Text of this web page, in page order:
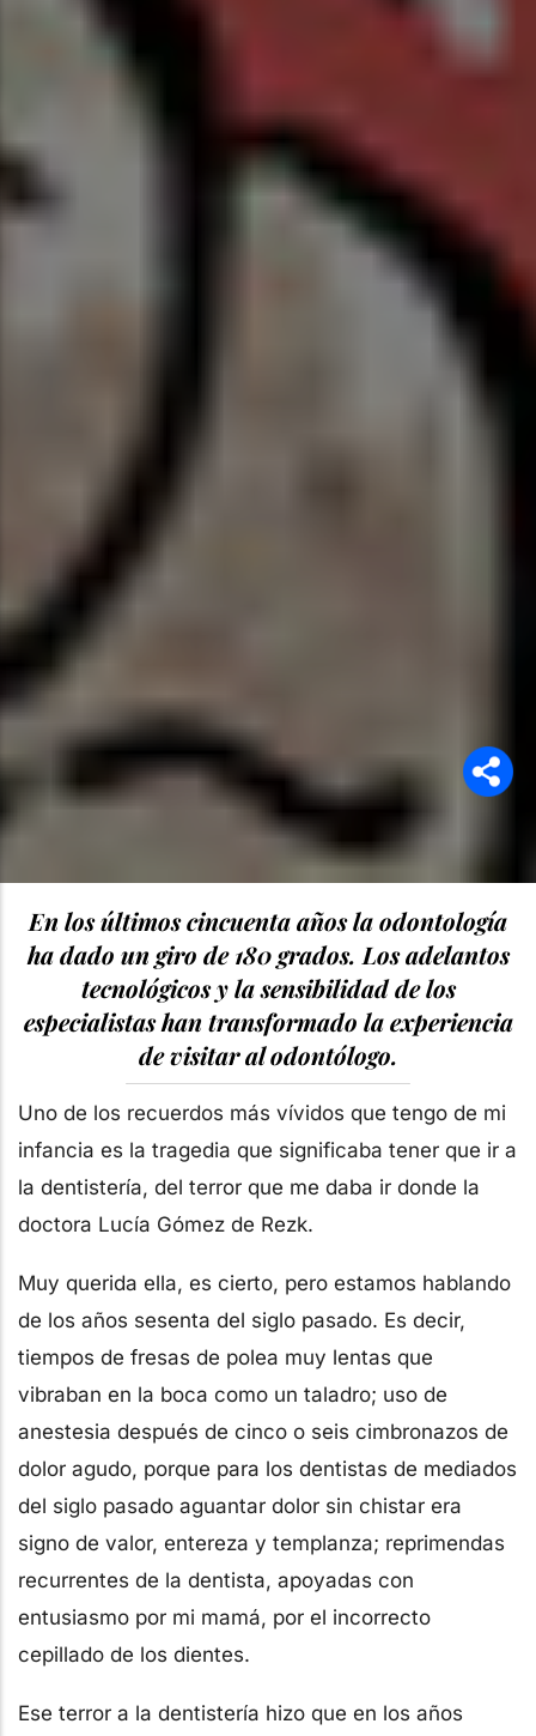
En los últimos cincuenta años la odontología
ha dado un giro de 180 grados. Los adelantos
tecnológicos y la sensibilidad de los
especialistas han transformado la experiencia
de visitar al odontólogo.
Uno de los recuerdos más vívidos que tengo de mi
infancia es la tragedia que significaba tener que ir a
la dentistería, del terror que me daba ir donde la
doctora Lucía Gómez de Rezk.
Muy querida ella, es cierto, pero estamos hablando
de los años sesenta del siglo pasado. Es decir,
tiempos de fresas de polea muy lentas que
vibraban en la boca como un taladro; uso de
anestesia después de cinco o seis cimbronazos de
dolor agudo, porque para los dentistas de mediados
del siglo pasado aguantar dolor sin chistar era
signo de valor, entereza y templanza; reprimendas
recurrentes de la dentista, apoyadas con
entusiasmo por mi mamá, por el incorrecto
cepillado de los dientes.
Ese terror a la dentistería hizo que en los años